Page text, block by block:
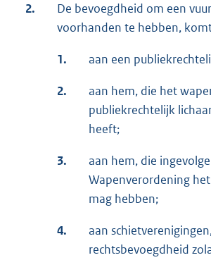
2.
De bevoegdheid om een
voorhanden te hebben,
1. aan een
2.
aan hem, die het
publiekrechtelijk
heeft;
3.
aan hem, die
Wapenverordening
mag hebben;
4.
aan
rechtsbevoegdheid